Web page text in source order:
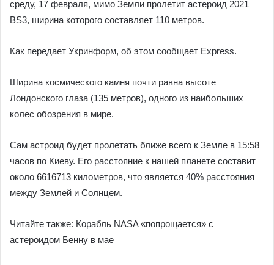
среду, 17 февраля, мимо Земли пролетит астероид 2021
BS3, ширина которого составляет 110 метров.
Как передает Укринформ, об этом сообщает Express.
Ширина космического камня почти равна высоте
Лондонского глаза (135 метров), одного из наибольших
колес обозрения в мире.
Сам астроид будет пролетать ближе всего к Земле в 15:58
часов по Киеву. Его расстояние к нашей планете составит
около 6616713 километров, что является 40% расстояния
между Землей и Солнцем.
Читайте также: Корабль NASA «попрощается» с
астероидом Бенну в мае